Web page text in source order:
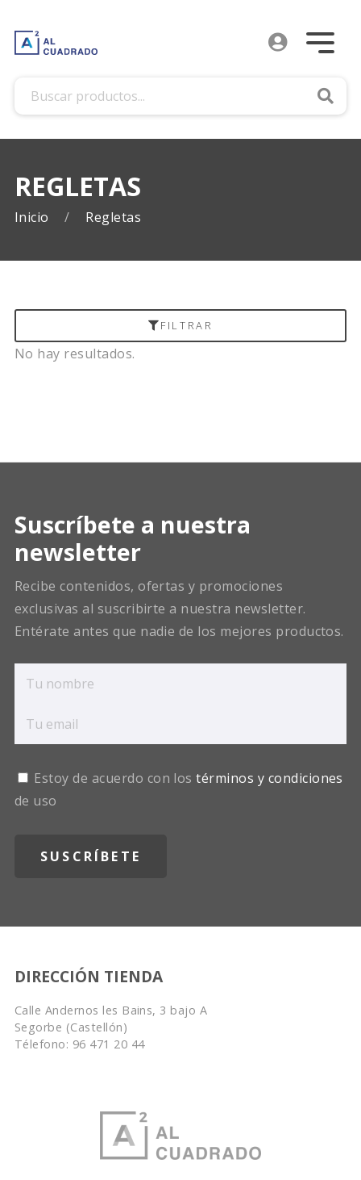
REGLETAS
Inicio Regletas
FILTRAR
No hay resultados.
Suscríbete a nuestra
newsletter
Recibe contenidos, ofertas y promociones
exclusivas al suscribirte a nuestra newsletter.
Entérate antes que nadie de los mejores productos.
Estoy de acuerdo con lostérminos y condiciones
de uso
DIRECCIÓN TIENDA
Calle Andernos les Bains, 3 bajo A
Segorbe (Castellón)
Télefono: 96 471 20 44